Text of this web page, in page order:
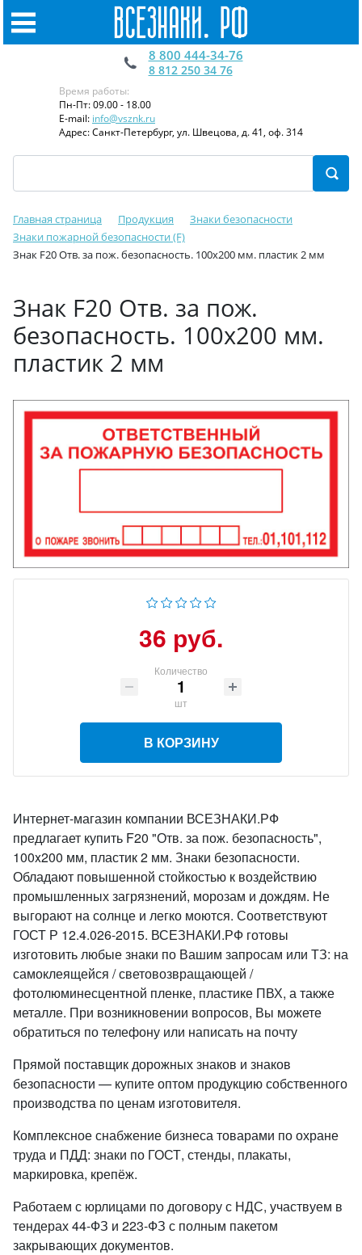
8 800 444-34-76
8 812 250 34 76
Время работы:
Пн-Пт: 09.00 - 18.00
E-mail: info@vsznk.ru
Адрес: Санкт-Петербург, ул. Швецова, д. 41, оф. 314
Главная страница Продукция
Знаки безопасности
Знаки пожарной безопасности (F)
Знак F20 Отв. за пож. безопасность. 100x200 мм. пластик 2 мм
Знак F20 Отв. за пож.
безопасность. 100x200 мм.
пластик 2 мм
36 руб.
Количество
шт
В КОРЗИНУ
Интернет-магазин компании ВСЕЗНАКИ.РФ
предлагает купить F20 "Отв. за пож. безопасность",
100x200 мм, пластик 2 мм. Знаки безопасности.
Обладают повышенной стойкостью к воздействию
промышленных загрязнений, морозам и дождям. Не
выгорают на солнце и легко моются. Соответствуют
ГОСТ Р 12.4.026-2015. ВСЕЗНАКИ.РФ готовы
изготовить любые знаки по Вашим запросам или ТЗ: на
самоклеящейся / световозвращающей /
фотолюминесцентной пленке, пластике ПВХ, а также
металле. При возникновении вопросов, Вы можете
обратиться по телефону или написать на почту
Прямой поставщик дорожных знаков и знаков
безопасности — купите оптом продукцию собственного
производства по ценам изготовителя.
Комплексное снабжение бизнеса товарами по охране
труда и ПДД: знаки по ГОСТ, стенды, плакаты,
маркировка, крепёж.
Работаем с юрлицами по договору с НДС, участвуем в
тендерах 44-ФЗ и 223-ФЗ с полным пакетом
закрывающих документов.